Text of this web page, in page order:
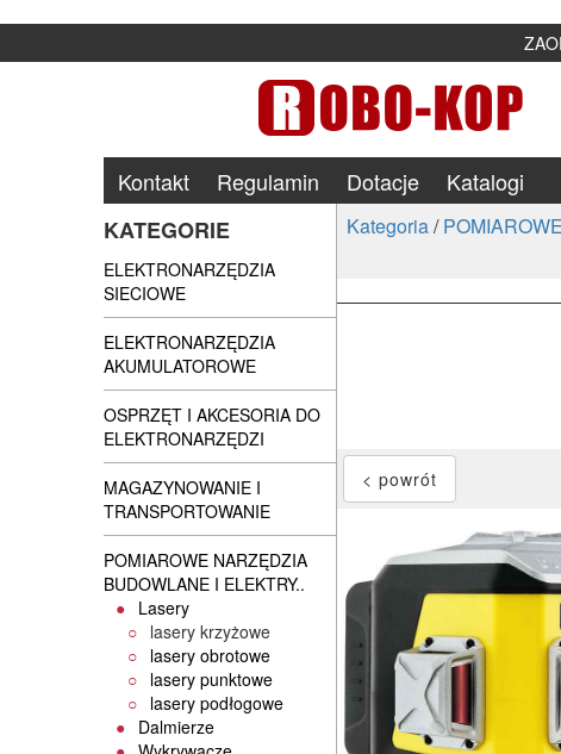
Kontakt Regulamin Dotacje Katalogi
KATEGORIE
ELEKTRONARZĘDZIA
SIECIOWE
ELEKTRONARZĘDZIA
AKUMULATOROWE
OSPRZĘT I AKCESORIA DO
ELEKTRONARZĘDZI
MAGAZYNOWANIE I
TRANSPORTOWANIE
POMIAROWE NARZĘDZIA
BUDOWLANE I ELEKTRY..
Lasery
lasery krzyżowe
lasery obrotowe
lasery punktowe
lasery podłogowe
Dalmierze
Kategoria/